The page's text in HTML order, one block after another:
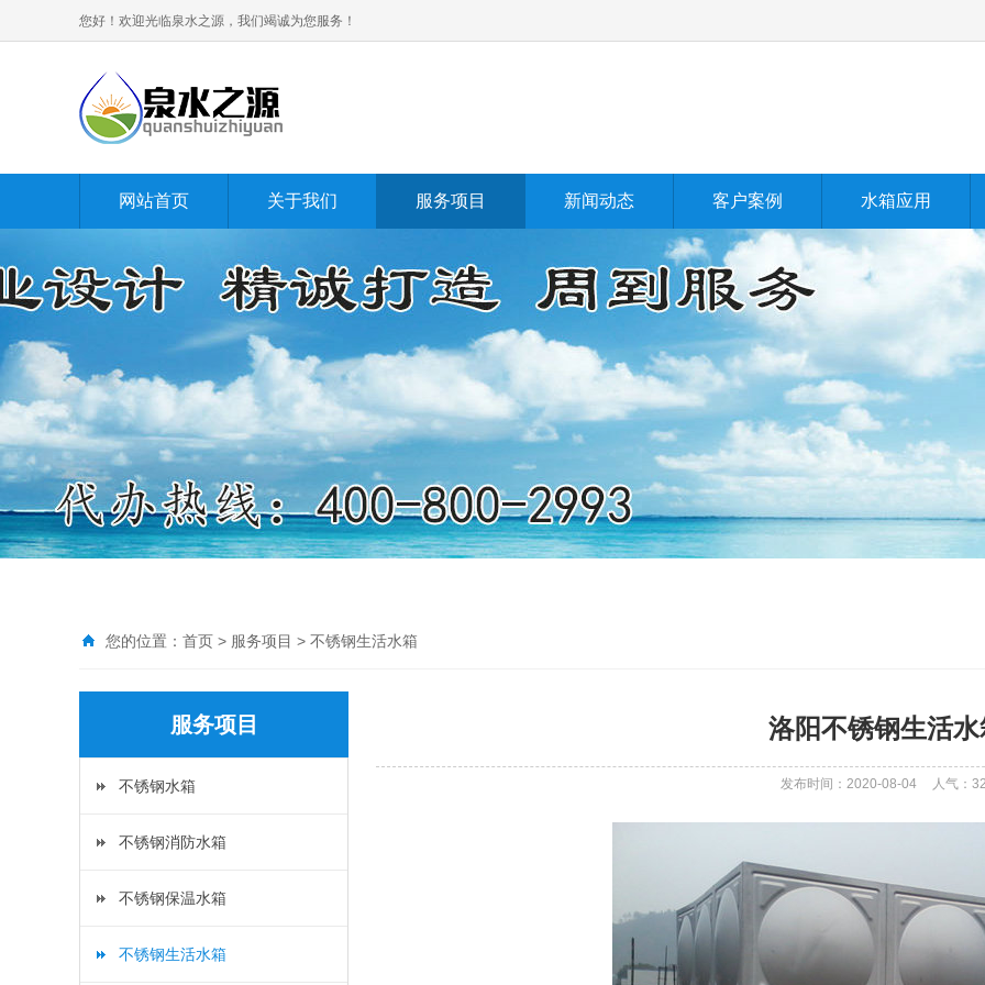
您好！欢迎光临泉水之源，我们竭诚为您服务！
网站首页 关于我们 服务项目 新闻动态 客户案例 水箱应用
您的位置： 首页 > 服务项目 > 不锈钢生活水箱
服务项目
不锈钢水箱
不锈钢消防水箱
不锈钢保温水箱
不锈钢生活水箱
洛阳不锈钢生活水
发布时间：2020-08-04 人气：